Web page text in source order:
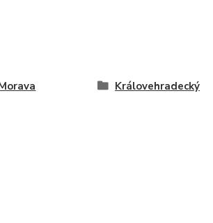
Královehradecký